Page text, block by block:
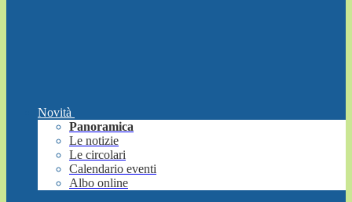
Novità
Panoramica
Le notizie
Le circolari
Calendario eventi
Albo online